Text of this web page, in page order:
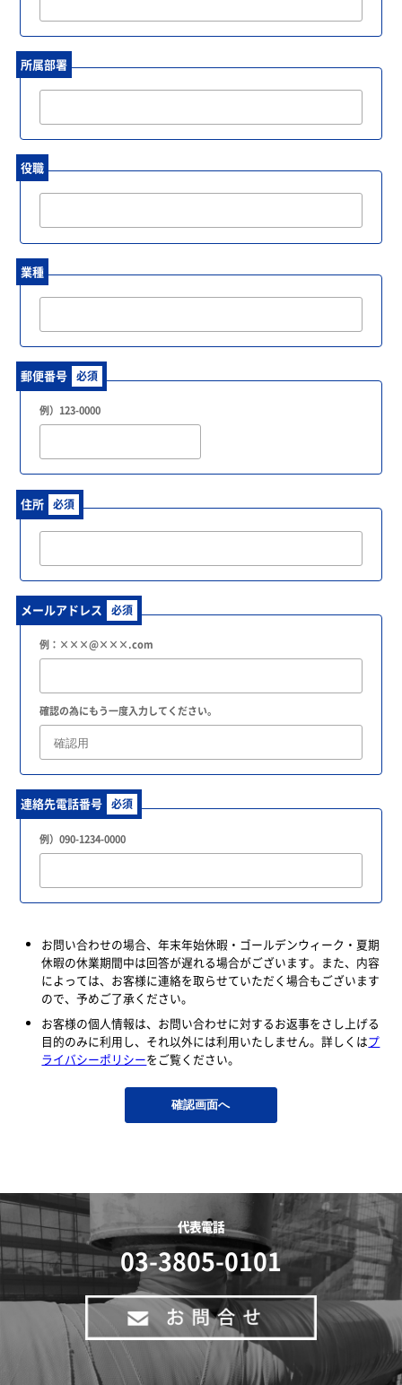
所属部署
役職
業種
郵便番号 必須
例）123-0000
住所 必須
メールアドレス 必須
例：×××@×××.com
確認の為にもう一度入力してください。
連絡先電話番号 必須
例）090-1234-0000
お問い合わせの場合、年末年始休暇・ゴールデンウィーク・夏期
休暇の休業期間中は回答が遅れる場合がございます。また、内容
によっては、お客様に連絡を取らせていただく場合もございます
ので、予めご了承ください。
お客様の個人情報は、お問い合わせに対するお返事をさし上げる
目的のみに利用し、それ以外には利用いたしません。詳しくはプ
ライバシーポリシーをご覧ください。
代表電話
03-3805-0101